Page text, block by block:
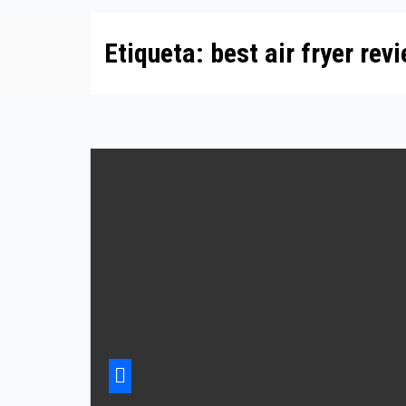
Etiqueta: best air fryer